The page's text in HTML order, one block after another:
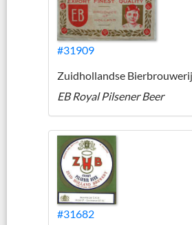
#31909
Zuidhollandse
EB Royal Pilsener Beer
#31682